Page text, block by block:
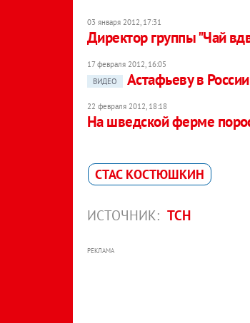
03 января 2012, 17:31
Директор группы "Чай
17 февраля 2012, 16:05
ВИДЕО
Астафьеву в
22 февраля 2012, 18:18
На шведской ферме
СТАС КОСТЮШКИН
ИСТОЧНИК: ТСН
РЕКЛАМА